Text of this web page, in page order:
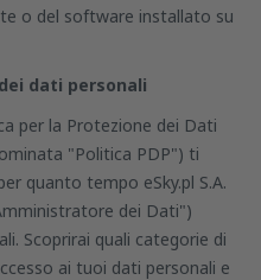
o del software installato su
dati personali
per la Protezione dei Dati
"Politica PDP") ti
quanto tempo eSky.pl S.A.
dei Dati")
Scoprirai quali categorie di
ai tuoi dati personali e